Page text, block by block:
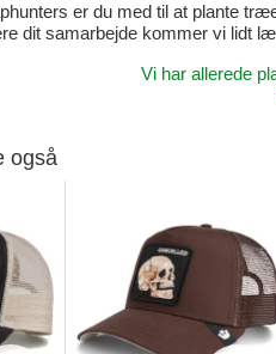
er du med til at plante
dit samarbejde kommer vi lidt
Vi har allerede
også